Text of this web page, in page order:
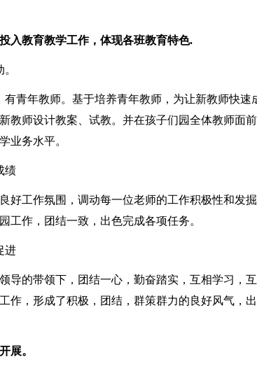
入教育教学工作，体现各班教育特色.
有青年教师。基于培养青年教师，为让新教师快速
教师设计教案、试教。并在孩子们园全体教师面
业务水平。
绩
好工作氛围，调动每一位老师的工作积极性和发
工作，团结一致，出色完成各项任务。
进
导的带领下，团结一心，勤奋踏实，互相学习，
作，形成了积极，团结，群策群力的良好风气，
展。